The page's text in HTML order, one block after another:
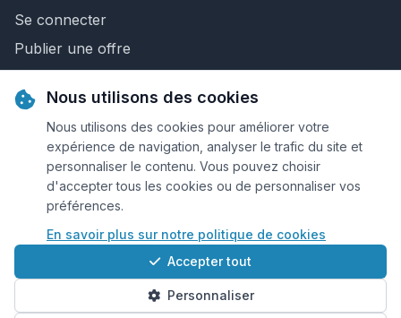
Se connecter
Publier une offre
Nous contacter
© 2026 Keejob.com. Tous droits réservés.
Conditions et règlement
Cookies
Qui sommes-nous?
Nous utilisons des cookies
Nous utilisons des cookies pour améliorer votre
expérience de navigation, analyser le trafic du site et
personnaliser le contenu. Vous pouvez choisir
d'accepter tous les cookies ou de personnaliser vos
préférences.
En savoir plus sur notre politique de cookies
Accepter tout
Personnaliser